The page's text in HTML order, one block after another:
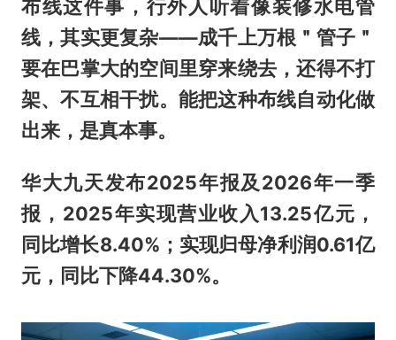
布线这件事，行外人听着像装修水电管
线，其实更复杂——成千上万根＂管子＂
要在巴掌大的空间里穿来绕去，还得不打
架、不互相干扰。能把这种布线自动化做
出来，是真本事。
华大九天发布2025年报及2026年一季
报，2025年实现营业收入13.25亿元，
同比增长8.40%；实现归母净利润0.61亿
元，同比下降44.30%。